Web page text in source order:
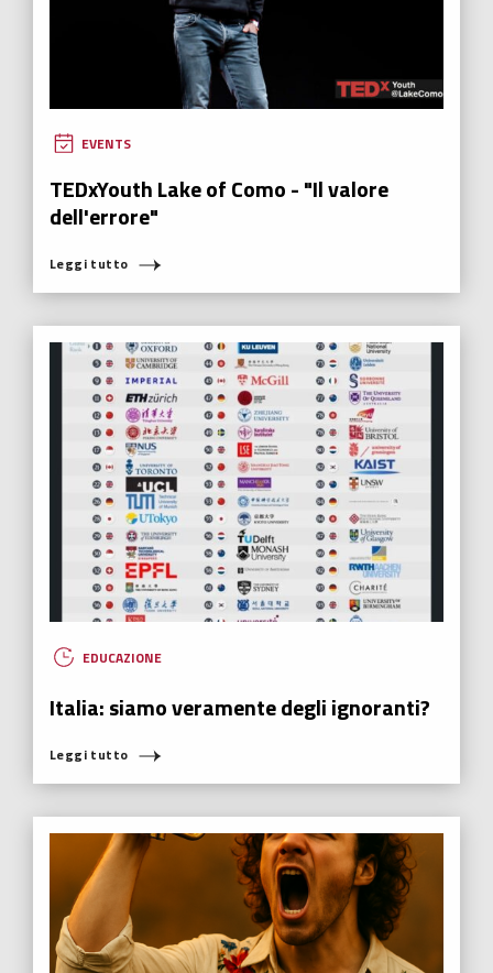
EVENTS
TEDxYouth Lake of Como - "Il valore
dell'errore"
Leggi tutto
EDUCAZIONE
Italia: siamo veramente degli ignoranti?
Leggi tutto